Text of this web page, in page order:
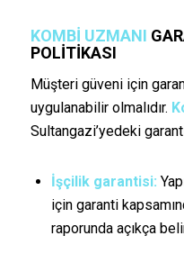
KOMBI UZMANI
POLITIKASI
Müşteri güveni için
uygulanabilir olmalıdır.
Sultangazi’yedeki
İşçilik garantisi:
için garanti
raporunda açıkça